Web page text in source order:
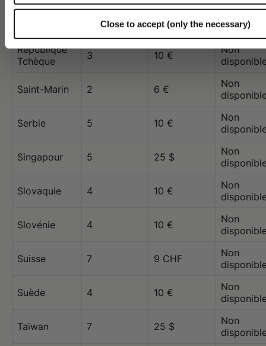
Close to accept (only the necessary)
9 £
République
Tchèque
3 10 €
Non
Saint-Marin 2 6 €
Non
Serbie 5 10 €
Non
Singapour 5 25 $
Non
Slovaquie 4 10 €
Non
Slovénie 4 10 €
Non
Suisse 7 9 CHF
Non
Suède 4 10 €
Non
Taïwan 7 25 $
Non